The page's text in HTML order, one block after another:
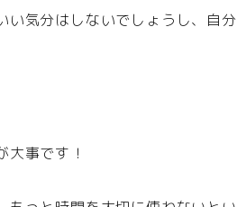
い気分はしないでしょうし、自分
事です！